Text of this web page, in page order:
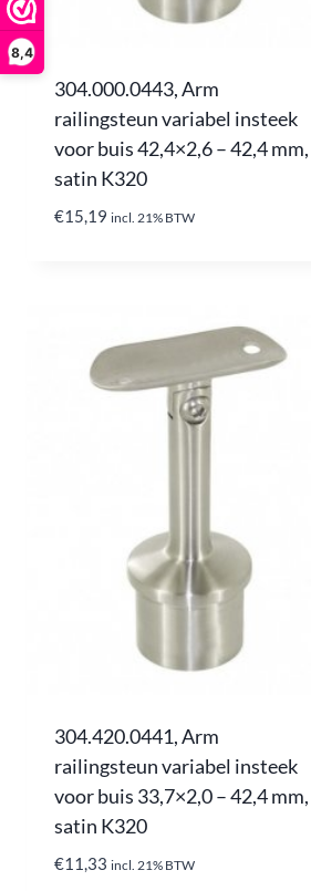
8,4
304.000.0443, Arm
railingsteun variabel insteek
voor buis 42,4×2,6 – 42,4 mm,
satin K320
€15,19 incl. 21% BTW
304.420.0441, Arm
railingsteun variabel insteek
voor buis 33,7×2,0 – 42,4 mm,
satin K320
€11,33 incl. 21% BTW